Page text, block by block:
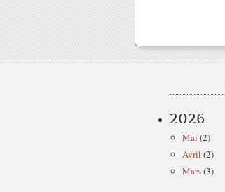
2026
Mai (2)
Avril (2)
Mars(3)